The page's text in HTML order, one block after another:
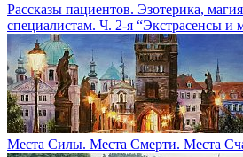
Рассказы пациентов. Эзотерика,
специалистам. Ч. 2-я “Экстрасенсы и
Места Силы. Места Смерти. Места